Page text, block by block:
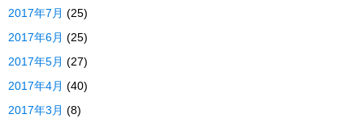
2017年7月 (25)
2017年6月 (25)
2017年5月 (27)
2017年4月 (40)
2017年3月 (8)